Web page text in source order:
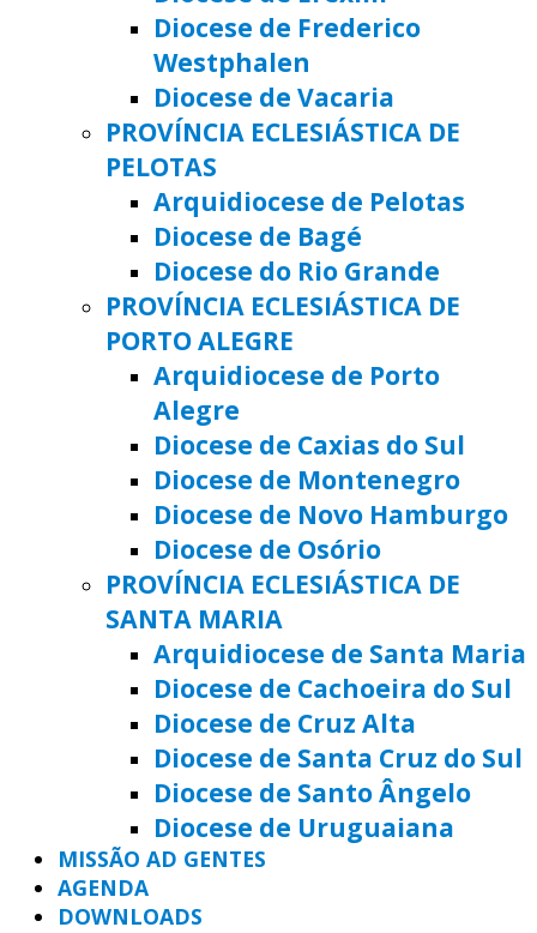
Diocese de Frederico
Westphalen
Diocese de Vacaria
PROVÍNCIA ECLESIÁSTICA DE
PELOTAS
Arquidiocese de Pelotas
Diocese de Bagé
Diocese do Rio Grande
PROVÍNCIA ECLESIÁSTICA DE
PORTO ALEGRE
Arquidiocese de Porto
Alegre
Diocese de Caxias do Sul
Diocese de Montenegro
Diocese de Novo Hamburgo
Diocese de Osório
PROVÍNCIA ECLESIÁSTICA DE
SANTA MARIA
Arquidiocese de Santa Maria
Diocese de Cachoeira do Sul
Diocese de Cruz Alta
Diocese de Santa Cruz do Sul
Diocese de Santo Ângelo
Diocese de Uruguaiana
MISSÃO AD GENTES
AGENDA
DOWNLOADS